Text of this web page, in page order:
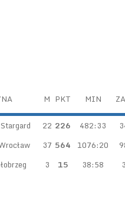
M PKT MIN
22 226 482:33
37 564 1076:20
3 15 38:58 3